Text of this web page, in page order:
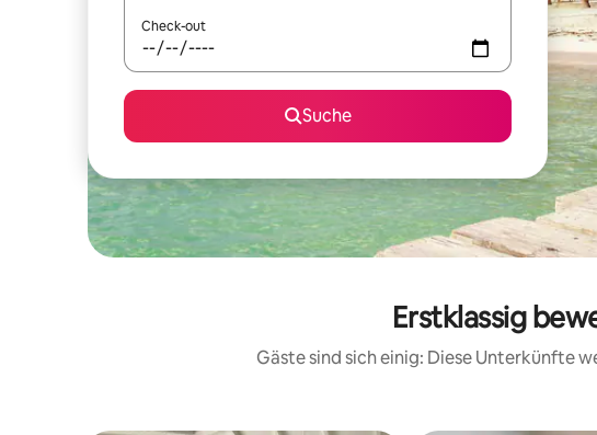
Check-out
Suche
Erstklassig
Gäste sind sich einig: Diese Unterkünfte